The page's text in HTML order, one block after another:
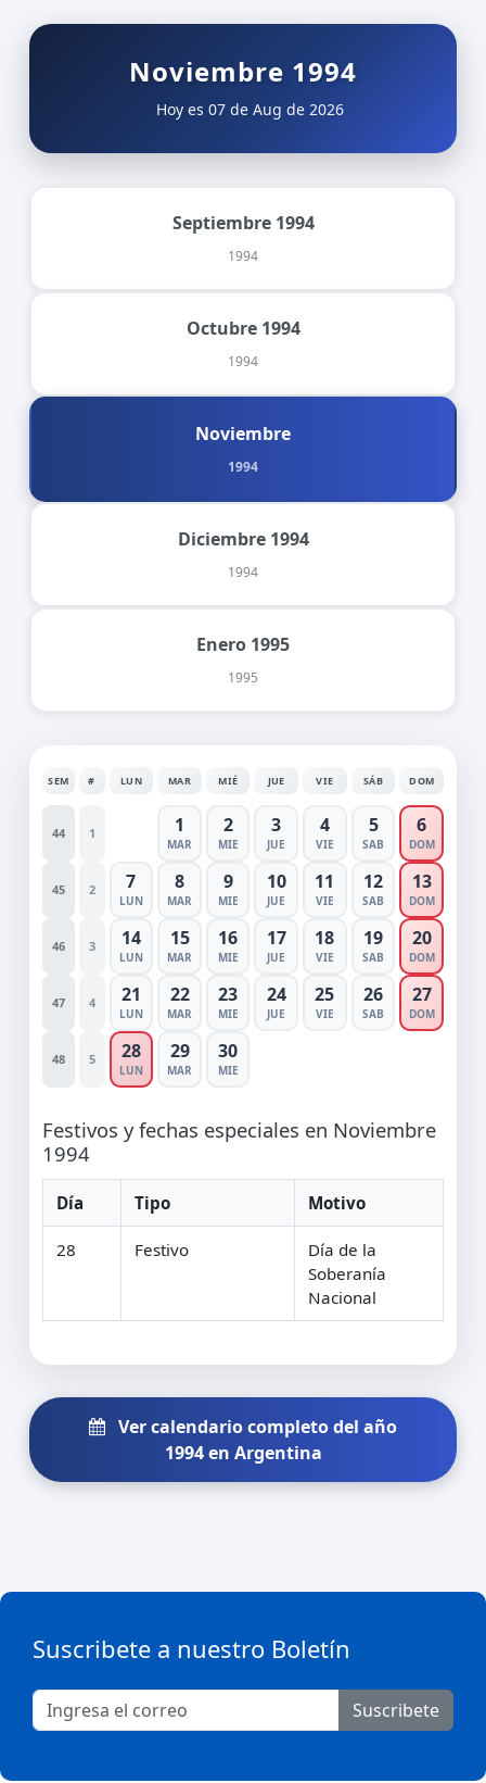
Noviembre 1994
Hoy es 07 de Aug de 2026
Septiembre 1994
1994
Octubre 1994
1994
Noviembre
1994
Diciembre 1994
1994
Enero 1995
1995
SEM # LUN MAR MIÉ JUE VIE SÁB DOM
44 1 1
MAR
2
MIE
3
JUE
4
VIE
5
SAB
6
DOM
45 2 7
LUN
8
MAR
9
MIE
10
JUE
11
VIE
12
SAB
13
DOM
46 3 14
LUN
15
MAR
16
MIE
17
JUE
18
VIE
19
SAB
20
DOM
47 4 21
LUN
22
MAR
23
MIE
24
JUE
25
VIE
26
SAB
27
DOM
48 5 28
LUN
29
MAR
30
MIE
Festivos y fechas especiales en Noviembre
1994
Día Tipo Motivo
28 Festivo
Día de la
Soberanía
Nacional
Ver calendario completo del año
1994 en Argentina
Suscribete a nuestro Boletín
Suscribete